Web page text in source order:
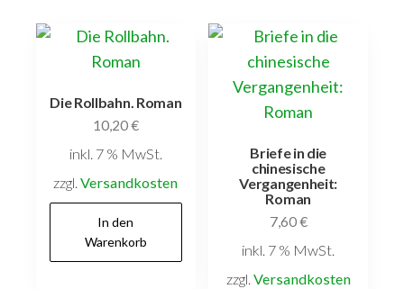
Die Rollbahn. Roman
10,20€
inkl. 7 % MwSt.
zzgl.Versandkosten
In den
Warenkorb
Briefe in die
chinesische
Vergangenheit:
Roman
7,60€
inkl. 7 % MwSt.
zzgl. Versandkosten